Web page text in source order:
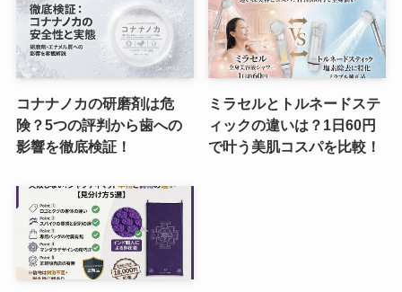
コナナノカの研磨剤は危
険？5つの評判から歯への
影響を徹底検証！
ミラセルとトルネードステ
ィックの違いは？1日60円
で叶う美肌コスパを比較！